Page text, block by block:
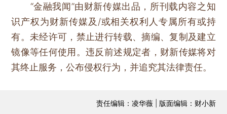
“金融我闻”由财新传媒出品，所刊载内容之知
识产权为财新传媒及/或相关权利人专属所有或持
有。未经许可，禁止进行转载、摘编、复制及建立
镜像等任何使用。违反前述规定者，财新传媒将对
其终止服务，公布侵权行为，并追究其法律责任。
责任编辑：凌华薇 | 版面编辑：财小新